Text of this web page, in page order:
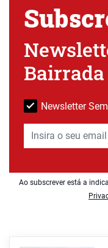
Bairrada
Newsletter
Ao subscrever está a